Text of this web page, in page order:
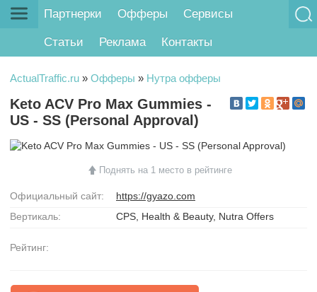
Партнерки Офферы Сервисы
Статьи Реклама Контакты
ActualTraffic.ru » Офферы » Нутра офферы
Keto ACV Pro Max Gummies -
US - SS (Personal Approval)
Поднять на 1 место в рейтинге
Официальный сайт:
https://gyazo.com
Вертикаль:
CPS, Health & Beauty, Nutra Offers
Рейтинг: